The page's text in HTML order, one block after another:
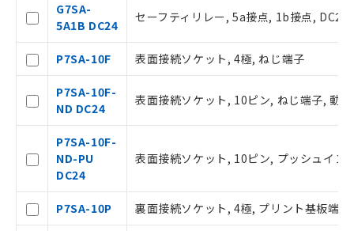
G7SA-
5A1B DC24
セーフティリレー, 5a接点, 1b接点,
P7SA-10F 表面接続ソケット, 4極, ねじ端子
P7SA-10F-
ND DC24
表面接続ソケット, 10ピン, ねじ端子, 動
P7SA-10F-
ND-PU
DC24
表面接続ソケット, 10ピン, プッシュイ
P7SA-10P 裏面接続ソケット, 4極, プリント基板端子
記
号
説明
○
△
－
在庫なし(最新の在庫状況につ
いては、お客様のお取引先、ま
ことをご了承ください。
在庫状況および標準価格照会結果は、
記載している更新日時点での社内デー
タに基づき作成されるものであり、閲
覧された時点での実際の在庫および標
準価格とは異なる場合があることをご
了承ください。
正式な納期状況および標準価格はお客
様のお取引先、またはお客様担当のオ
ご相談ください。
オムロン制御機器販売店や当社販売拠
点は「販売ネットワーク
」をご確認